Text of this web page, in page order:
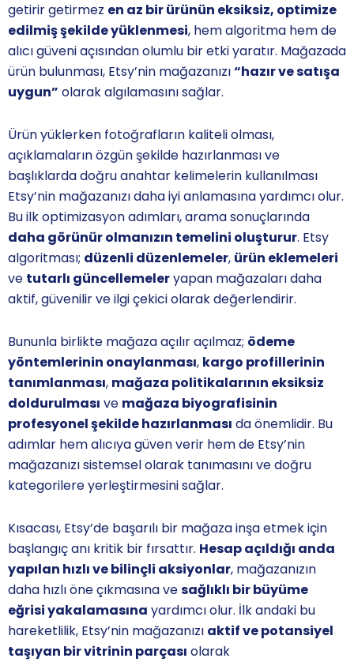
getirir getirmez en az bir ürünün eksiksiz, optimize
edilmiş şekilde yüklenmesi, hem algoritma hem de
alıcı güveni açısından olumlu bir etki yaratır. Mağazada
ürün bulunması, Etsy’nin mağazanızı“hazır ve satışa
uygun” olarak algılamasını sağlar.
Ürün yüklerken fotoğrafların kaliteli olması,
açıklamaların özgün şekilde hazırlanması ve
başlıklarda doğru anahtar kelimelerin kullanılması
Etsy’nin mağazanızı daha iyi anlamasına yardımcı olur.
Bu ilk optimizasyon adımları, arama sonuçlarında
daha görünür olmanızın temelini oluşturur. Etsy
algoritması; düzenli düzenlemeler, ürün eklemeleri
ve tutarlı güncellemeleryapan mağazaları daha
aktif, güvenilir ve ilgi çekici olarak değerlendirir.
Bununla birlikte mağaza açılır açılmaz; ödeme
yöntemlerinin onaylanması, kargo profillerinin
tanımlanması, mağaza politikalarının eksiksiz
doldurulması ve mağaza biyografisinin
profesyonel şekilde hazırlanması da önemlidir. Bu
adımlar hem alıcıya güven verir hem de Etsy’nin
mağazanızı sistemsel olarak tanımasını ve doğru
kategorilere yerleştirmesini sağlar.
Kısacası, Etsy’de başarılı bir mağaza inşa etmek için
başlangıç anı kritik bir fırsattır. Hesap açıldığı anda
yapılan hızlı ve bilinçli aksiyonlar, mağazanızın
daha hızlı öne çıkmasına vesağlıklı bir büyüme
eğrisi yakalamasına yardımcı olur. İlk andaki bu
hareketlilik, Etsy’nin mağazanızı aktif ve potansiyel
taşıyan bir vitrinin parçası olarak